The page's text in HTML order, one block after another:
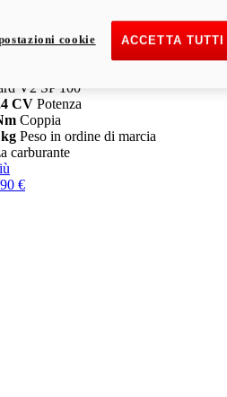
35 kW: 18.890 € i
di più
V2 SP 100
CV Potenza
Coppia
Peso in ordine di marcia
carburante
€
ACCETTA
cookie